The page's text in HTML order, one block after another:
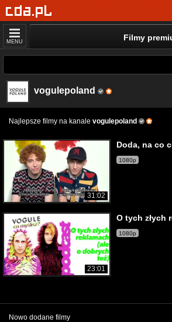
MENU Filmy
vogulepoland
Najlepsze filmy na kanale vogulepoland
31:02
Doda, na co
1080p
23:01
O tych złych
1080p
Nowo dodane filmy